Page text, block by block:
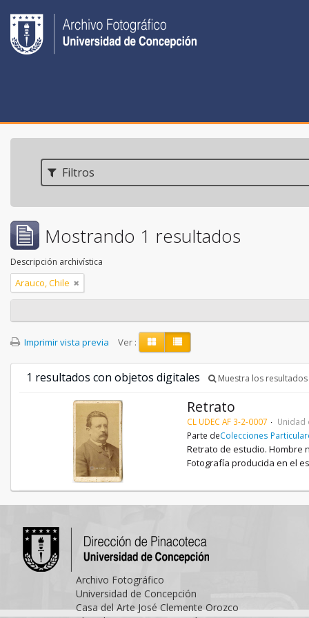
Filtros
Mostrando 1 resultados
Descripción archivística
Arauco, Chile
Imprimir vista previa Ver :
1 resultados con objetos digitales Muestra los
Retrato
CL UDEC AF 3-2-0007
Unidad
Parte deColecciones
Retrato de estudio. Hombre
Fotografía producida en el
Archivo Fotográfico
Universidad de Concepción
Casa del Arte José Clemente Orozco